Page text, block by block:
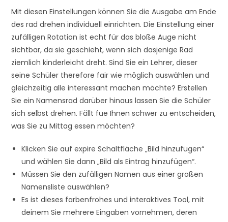
Mit diesen Einstellungen können Sie die Ausgabe am Ende
des rad drehen individuell einrichten. Die Einstellung einer
zufälligen Rotation ist echt für das bloße Auge nicht
sichtbar, da sie geschieht, wenn sich dasjenige Rad
ziemlich kinderleicht dreht. Sind Sie ein Lehrer, dieser
seine Schüler therefore fair wie möglich auswählen und
gleichzeitig alle interessant machen möchte? Erstellen
Sie ein Namensrad darüber hinaus lassen Sie die Schüler
sich selbst drehen. Fällt fue Ihnen schwer zu entscheiden,
was Sie zu Mittag essen möchten?
Klicken Sie auf expire Schaltfläche „Bild hinzufügen“
und wählen Sie dann „Bild als Eintrag hinzufügen“.
Müssen Sie den zufälligen Namen aus einer großen
Namensliste auswählen?
Es ist dieses farbenfrohes und interaktives Tool, mit
deinem Sie mehrere Eingaben vornehmen, deren